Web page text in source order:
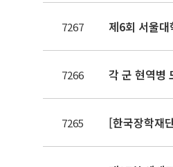
7267 제6회 서울
7266 각 군 현역병
7265 [한국장학재